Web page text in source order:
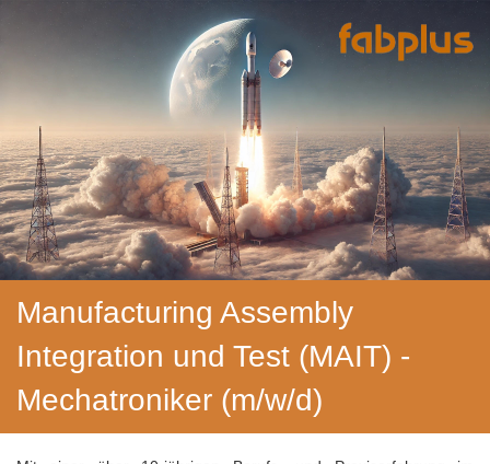
Manufacturing Assembly
Integration und Test (MAIT) -
Mechatroniker (m/w/d)